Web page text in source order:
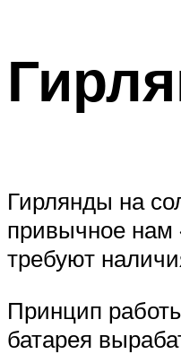
Гирлянды на
привычное нам
требуют
Принцип
батарея